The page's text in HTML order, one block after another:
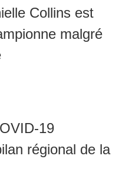
Collins est
malgré
19
régional de la